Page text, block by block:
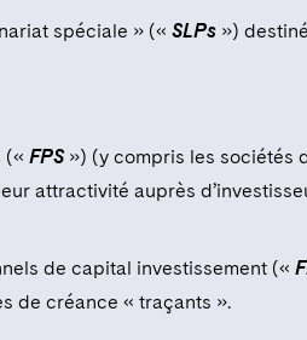
spéciale » (« SLPs »)
(« FPS ») (y compris les sociétés
attractivité auprès
de capital investissement («
de créance « traçants ».